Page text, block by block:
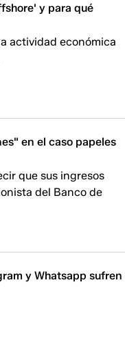
y para qué
actividad económica
en el caso papeles
que sus ingresos
del Banco de
y Whatsapp sufren